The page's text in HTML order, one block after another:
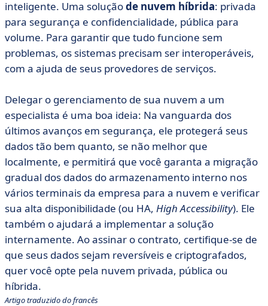
inteligente. Uma soluçãode nuvem híbrida: privada
para segurança e confidencialidade, pública para
volume. Para garantir que tudo funcione sem
problemas, os sistemas precisam ser interoperáveis,
com a ajuda de seus provedores de serviços.
Delegar o gerenciamento de sua nuvem a um
especialista é uma boa ideia: Na vanguarda dos
últimos avanços em segurança, ele protegerá seus
dados tão bem quanto, se não melhor que
localmente, e permitirá que você garanta a migração
gradual dos dados do armazenamento interno nos
vários terminais da empresa para a nuvem e verificar
sua alta disponibilidade (ou HA, High Accessibility). Ele
também o ajudará a implementar a solução
internamente. Ao assinar o contrato, certifique-se de
que seus dados sejam reversíveis e criptografados,
quer você opte pela nuvem privada, pública ou
híbrida.
Artigo traduzido do francês